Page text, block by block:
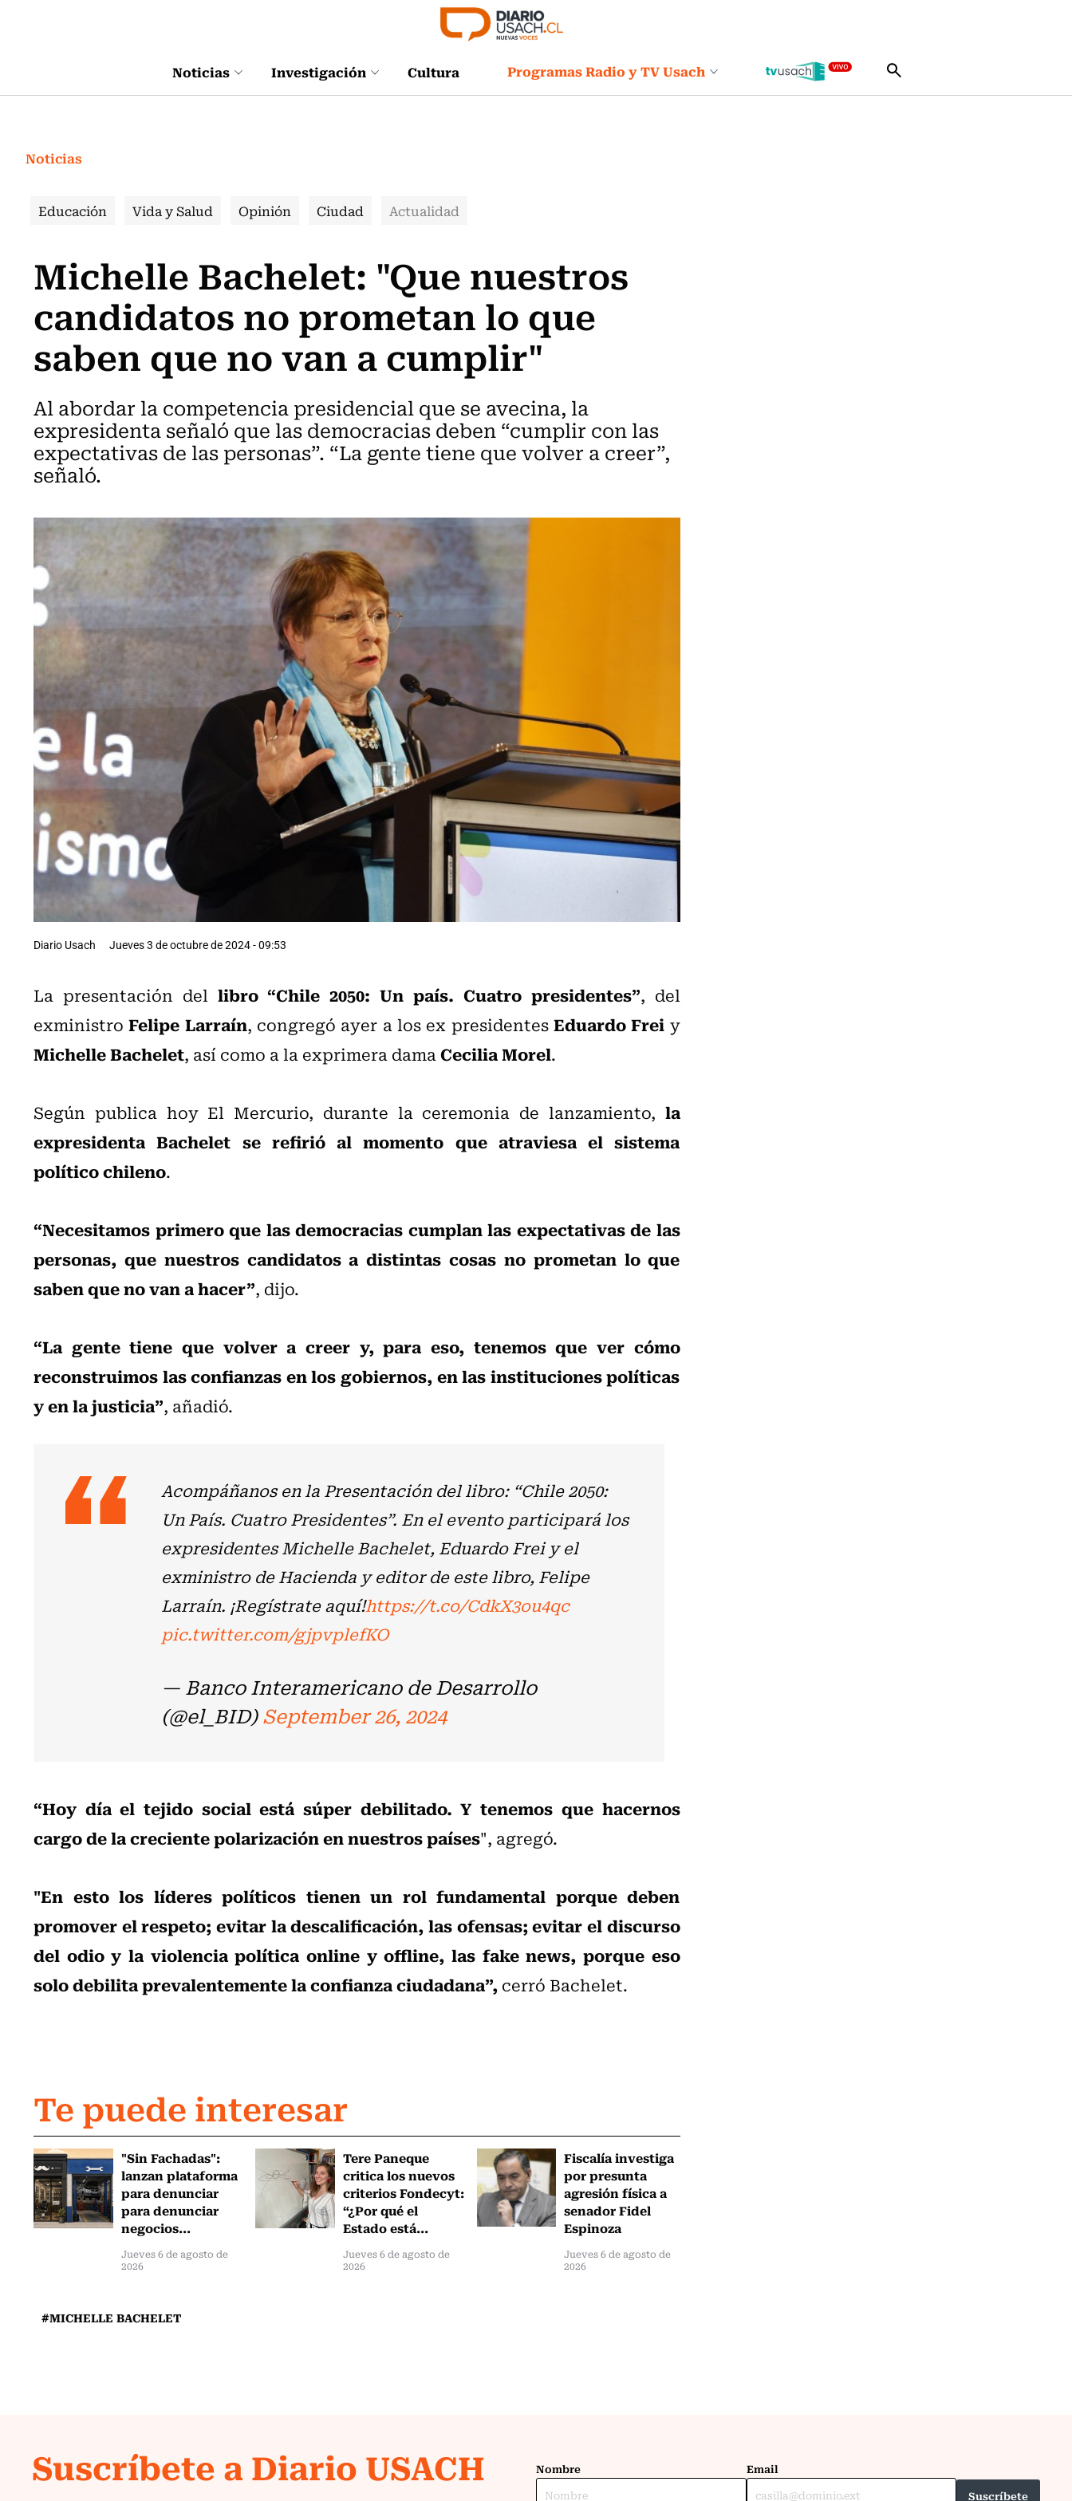
Noticias Investigación Cultura Programas Radio y TV Usach
Noticias
Educación Vida y Salud Opinión Ciudad Actualidad
Michelle Bachelet: "Que nuestros
candidatos no prometan lo que
saben que no van a cumplir"
Al abordar la competencia presidencial que se avecina, la
expresidenta señaló que las democracias deben “cumplir con las
expectativas de las personas”. “La gente tiene que volver a creer”,
señaló.
Diario Usach Jueves 3 de octubre de 2024 - 09:53
La presentación del libro “Chile 2050: Un país. Cuatro presidentes”, del
exministroFelipe Larraín, congregó ayer a los ex presidentesEduardo Frei y
Michelle Bachelet, así como a la exprimera damaCecilia Morel.
Según publica hoy El Mercurio, durante la ceremonia de lanzamiento, la
expresidenta Bachelet se refirió al momento que atraviesa el sistema
político chileno.
“Necesitamos primero que las democracias cumplan las expectativas de las
personas, que nuestros candidatos a distintas cosas no prometan lo que
saben que no van a hacer”, dijo.
“La gente tiene que volver a creer y, para eso, tenemos que ver cómo
reconstruimos las confianzas en los gobiernos, en las instituciones políticas
y en la justicia”, añadió.
Acompáñanos en la Presentación del libro: “Chile 2050:
Un País. Cuatro Presidentes”. En el evento participará los
expresidentes Michelle Bachelet, Eduardo Frei y el
exministro de Hacienda y editor de este libro, Felipe
Larraín. ¡Regístrate aquí!https://t.co/CdkX3ou4qc
pic.twitter.com/gjpvplefKO
— Banco Interamericano de Desarrollo
(@el_BID)September 26, 2024
“Hoy día el tejido social está súper debilitado. Y tenemos que hacernos
cargo de la creciente polarización en nuestros países", agregó.
"En esto los líderes políticos tienen un rol fundamental porque deben
promover el respeto; evitar la descalificación, las ofensas; evitar el discurso
del odio y la violencia política online y offline, las fake news, porque eso
solo debilita prevalentemente la confianza ciudadana”,cerró Bachelet.
Te puede interesar
"Sin Fachadas":
lanzan plataforma
para denunciar
para denunciar
negocios...
Jueves 6 de agosto de
2026
Tere Paneque
critica los nuevos
criterios Fondecyt:
“¿Por qué el
Estado está...
Jueves 6 de agosto de
2026
Fiscalía investiga
por presunta
agresión física a
senador Fidel
Espinoza
Jueves 6 de agosto de
2026
#MICHELLE BACHELET